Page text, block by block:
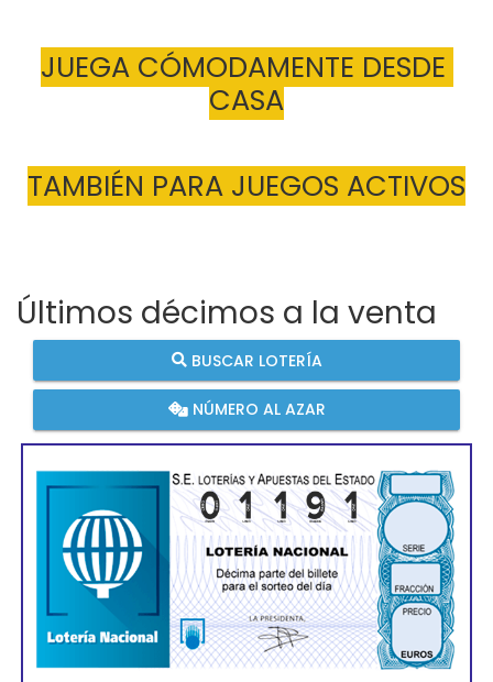
JUEGA CÓMODAMENTE DESDE
CASA
TAMBIÉN PARA JUEGOS ACTIVOS
Últimos décimos a la venta
BUSCAR LOTERÍA
NÚMERO AL AZAR